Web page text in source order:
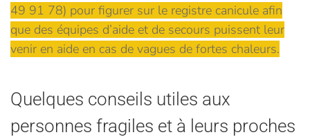
49 91 78) pour figurer sur le registre canicule afin
que des équipes d’aide et de secours puissent leur
venir en aide en cas de vagues de fortes chaleurs.
Quelques conseils utiles aux
personnes fragiles et à leurs proches